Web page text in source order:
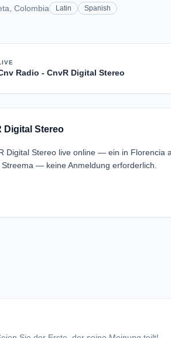
Colombia Latin Spanish
Radio - CnvR Digital Stereo
Digital Stereo
Digital Stereo live online — ein in Florencia
— keine Anmeldung erforderlich.